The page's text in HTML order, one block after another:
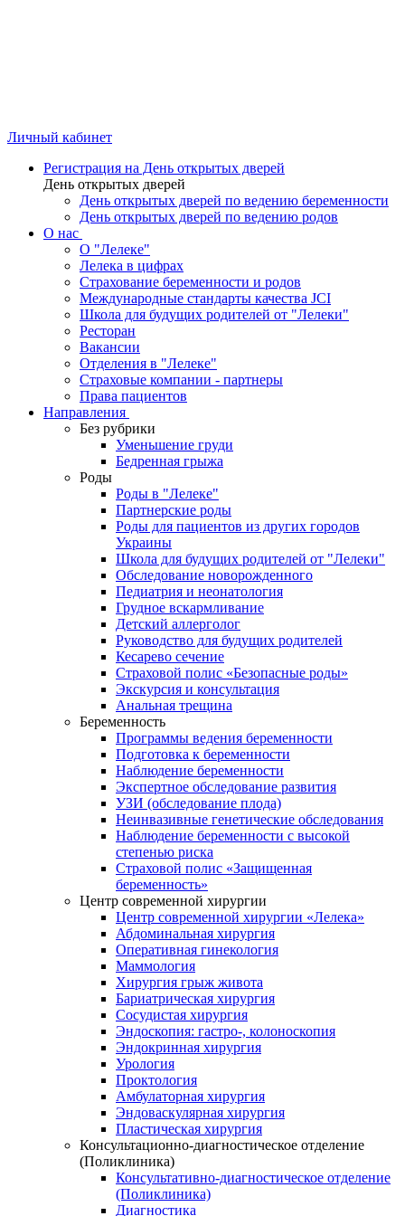
Личный кабинет
Регистрация на День открытых дверей
День открытых дверей
День открытых дверей по ведению беременности
День открытых дверей по ведению родов
О нас
О "Лелеке"
Лелека в цифрах
Страхование беременности и родов
Международные стандарты качества JCI
Школа для будущих родителей от "Лелеки"
Ресторан
Вакансии
Отделения в "Лелеке"
Страховые компании - партнеры
Права пациентов
Направления
Без рубрики
Уменьшение груди
Бедренная грыжа
Роды
Роды в "Лелеке"
Партнерские роды
Роды для пациентов из других городов
Украины
Школа для будущих родителей от "Лелеки"
Обследование новорожденного
Педиатрия и неонатология
Грудное вскармливание
Детский аллерголог
Руководство для будущих родителей
Кесарево сечение
Страховой полис «Безопасные роды»
Экскурсия и консультация
Анальная трещина
Беременность
Программы ведения беременности
Подготовка к беременности
Наблюдение беременности
Экспертное обследование развития
УЗИ (обследование плода)
Неинвазивные генетические обследования
Наблюдение беременности с высокой
степенью риска
Страховой полис «Защищенная
беременность»
Центр современной хирургии
Центр современной хирургии «Лелека»
Абдоминальная хирургия
Оперативная гинекология
Маммология
Хирургия грыж живота
Бариатрическая хирургия
Сосудистая хирургия
Эндоскопия: гастро-, колоноскопия
Эндокринная хирургия
Урология
Проктология
Амбулаторная хирургия
Эндоваскулярная хирургия
Пластическая хирургия
Консультационно-диагностическое отделение
(Поликлиника)
Консультативно-диагностическое отделение
(Поликлиника)
Диагностика